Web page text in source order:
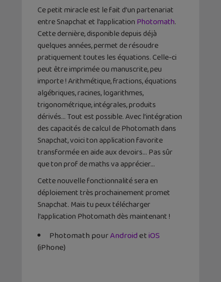
Ce petit miracle est le fait d’un partenariat
entre Snapchat et l’application Photomath.
Cette dernière, disponible depuis déjà
quelques années, permet de résoudre
pratiquement toutes les équations. Celle-ci
peut être imprimée ou manuscrite, peu
importe ! Arithmétique, fractions, équations
algébriques, racines, logarithmes,
trigonométrique, intégrales, produits
dérivés… Tout est possible. Avec l’intégration
des capacités de calcul de Photomath dans
Snapchat, voici ton application favorite
transformée en aide aux devoirs… Pas sûr
que ton prof de maths va apprécier…
Cette nouvelle fonctionnalité sera en
déploiement très prochainement promet
Snapchat. Mais tu peux télécharger
l’application Photomath dès maintenant !
Photomath pourAndroidetiOS
(iPhone)